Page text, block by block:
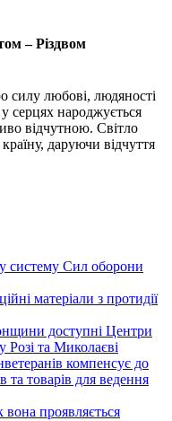
– Різдвом
силу любові, людяності
серцях народжується
відчутною. Світло
даруючи відчуття
систему Сил оборони
матеріали з протидії
доступні Центри
та Миколаєві
компенсує до
та товарів для ведення
проявляється